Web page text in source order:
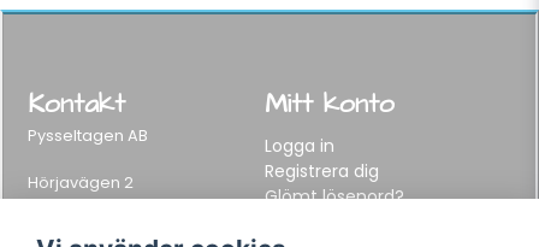
Kontakt
Pysseltagen AB
Hörjavägen 2
282 34 Tyringe, Sweden
Mitt konto
Logga in
Registrera dig
Glömt lösenord?